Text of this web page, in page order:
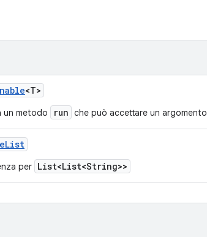
<T>
un metodo run che può accettare un argomento
List
per List<List<String>>